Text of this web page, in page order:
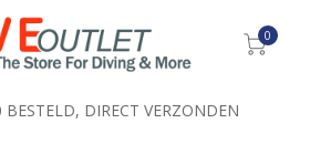
0
BESTELD, DIRECT VERZONDEN